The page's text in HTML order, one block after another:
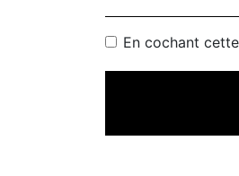
En cochant